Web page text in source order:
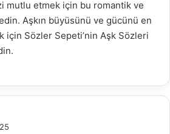
mutlu etmek için bu romantik ve
Aşkın büyüsünü ve gücünü en
için Sözler Sepeti’nin Aşk Sözleri